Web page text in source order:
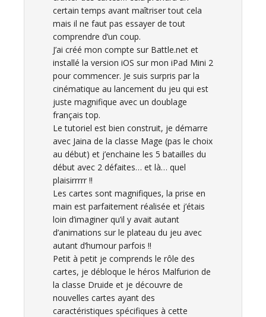
certain temps avant maîtriser tout cela
mais il ne faut pas essayer de tout
comprendre d’un coup.
J’ai créé mon compte sur Battle.net et
installé la version iOS sur mon iPad Mini 2
pour commencer. Je suis surpris par la
cinématique au lancement du jeu qui est
juste magnifique avec un doublage
français top.
Le tutoriel est bien construit, je démarre
avec Jaina de la classe Mage (pas le choix
au début) et j’enchaine les 5 batailles du
début avec 2 défaites… et là… quel
plaisirrrrr !!
Les cartes sont magnifiques, la prise en
main est parfaitement réalisée et j’étais
loin d’imaginer qu’il y avait autant
d’animations sur le plateau du jeu avec
autant d’humour parfois !!
Petit à petit je comprends le rôle des
cartes, je débloque le héros Malfurion de
la classe Druide et je découvre de
nouvelles cartes ayant des
caractéristiques spécifiques à cette